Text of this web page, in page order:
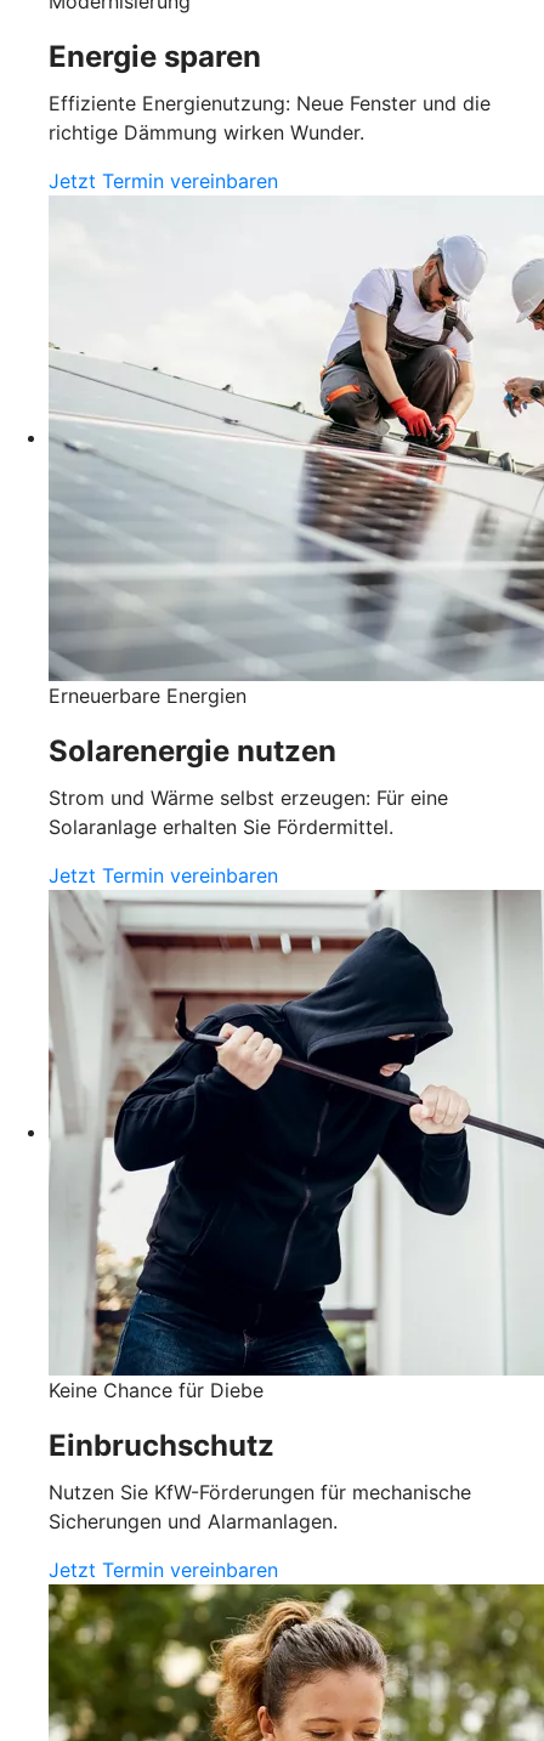
Energie sparen
Effiziente Energienutzung: Neue Fenster und die
richtige Dämmung wirken Wunder.
Jetzt Termin vereinbaren
Erneuerbare Energien
Solarenergie nutzen
Strom und Wärme selbst erzeugen: Für eine
Solaranlage erhalten Sie Fördermittel.
Jetzt Termin vereinbaren
Keine Chance für Diebe
Einbruchschutz
Nutzen Sie KfW-Förderungen für mechanische
Sicherungen und Alarmanlagen.
Jetzt Termin vereinbaren